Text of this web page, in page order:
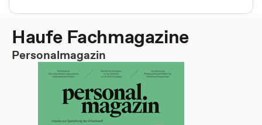
Haufe Fachmagazine
Personalmagazin